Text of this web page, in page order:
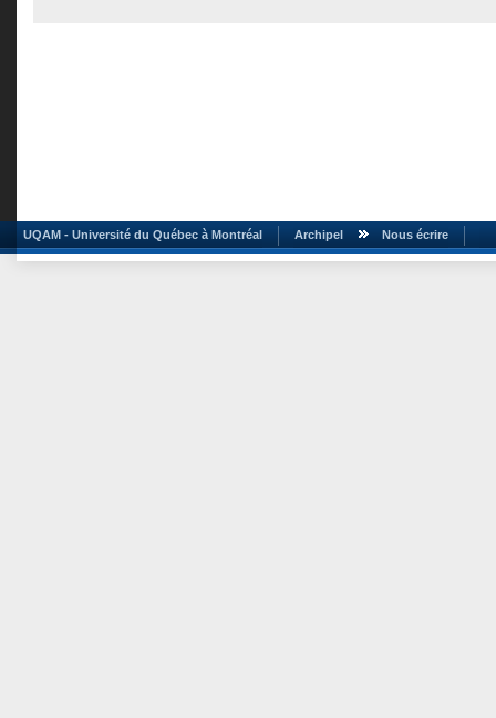
UQAM - Université du Québec à Montréal Archipel Nous écrire